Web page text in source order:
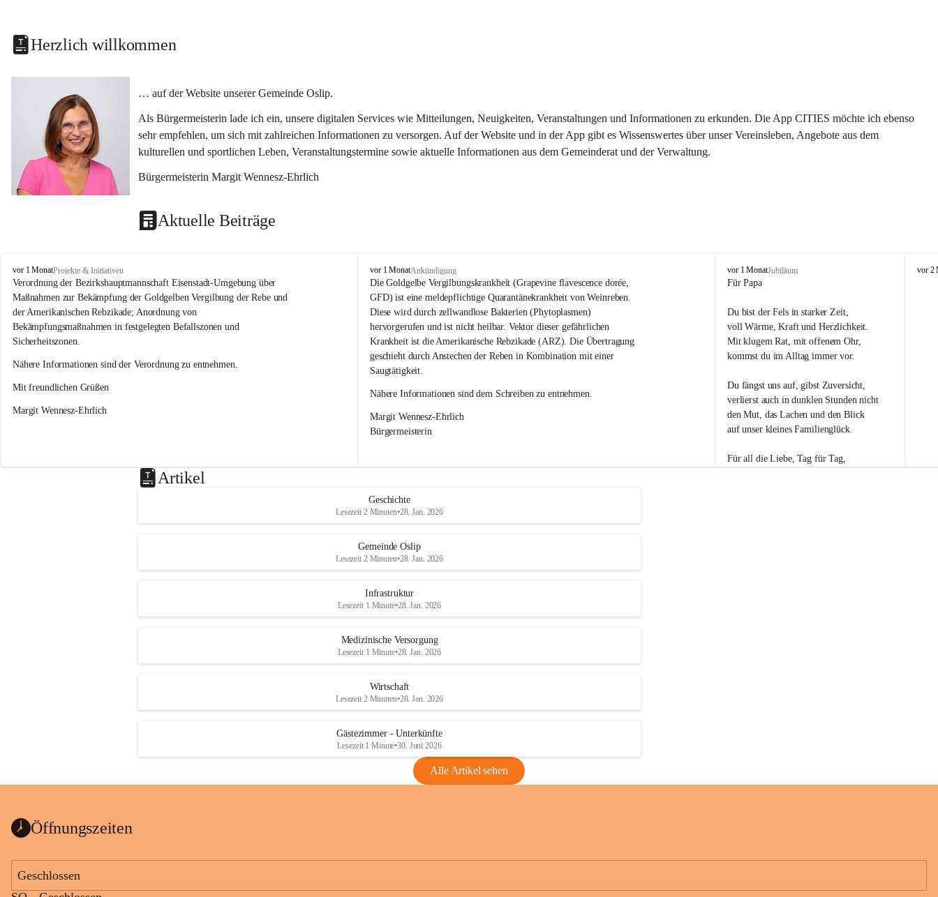
Herzlich willkommen
… auf der Website unserer Gemeinde Oslip.
Als Bürgermeisterin lade ich ein, unsere digitalen Services wie Mitteilungen, Neuigkeiten, Veranstaltungen und Informationen zu erkunden. Die App CITIES möchte ich ebenso
sehr empfehlen, um sich mit zahlreichen Informationen zu versorgen. Auf der Website und in der App gibt es Wissenswertes über unser Vereinsleben, Angebote aus dem
kulturellen und sportlichen Leben, Veranstaltungstermine sowie aktuelle Informationen aus dem Gemeinderat und der Verwaltung.
Bürgermeisterin Margit Wennesz-Ehrlich
Aktuelle Beiträge
O
s
l
i
p
vor 1 MonatProjekte & Initiativen
Verordnung der Bezirkshauptmannschaft Eisenstadt-Umgebung über
Maßnahmen zur Bekämpfung der Goldgelben Vergilbung der Rebe und
der Amerikanischen Rebzikade; Anordnung von
Bekämpfungsmaßnahmen in festgelegten Befallszonen und
Sicherheitszonen.
Nähere Informationen sind der Verordnung zu entnehmen.
Mit freundlichen Grüßen
Margit Wennesz-Ehrlich
O
s
l
i
p
vor 1 MonatAnkündigung
Die Goldgelbe Vergilbungskrankheit (Grapevine flavescence dorée,
GFD) ist eine meldepflichtige Quarantänekrankheit von Weinreben.
Diese wird durch zellwandlose Bakterien (Phytoplasmen)
hervorgerufen und ist nicht heilbar. Vektor dieser gefährlichen
Krankheit ist die Amerikanische Rebzikade (ARZ). Die Übertragung
geschieht durch Anstechen der Reben in Kombination mit einer
Saugtätigkeit.
Nähere Informationen sind dem Schreiben zu entnehmen.
Margit Wennesz-Ehrlich
Bürgermeisterin
O
s
i
vor 1 MonatJubiläum
Für Papa
Du bist der Fels in starker Zeit,
voll Wärme, Kraft und Herzlichkeit.
Mit klugem Rat, mit offenem Ohr,
kommst du im Alltag immer vor.
Du fängst uns auf, gibst Zuversicht,
verlierst auch in dunklen Stunden nicht
den Mut, das Lachen und den Blick
auf unser kleines Familienglück.
Für all die Liebe, Tag für Tag,
O
vor 2
Artikel
Geschichte
Lesezeit 2 Minuten•28. Jan. 2026
Gemeinde Oslip
Lesezeit 2 Minuten•28. Jan. 2026
Infrastruktur
Lesezeit 1 Minute•28. Jan. 2026
Medizinische Versorgung
Lesezeit 1 Minute•28. Jan. 2026
Wirtschaft
Lesezeit 2 Minuten•28. Jan. 2026
Gästezimmer - Unterkünfte
Lesezeit 1 Minute•30. Juni 2026
Alle Artikel sehen
Öffnungszeiten
Geschlossen